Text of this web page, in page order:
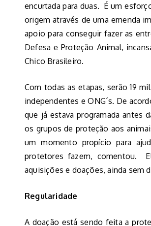
encurtada para duas. É um
origem através de uma emenda
apoio para conseguir fazer as
Defesa e Proteção Animal,
Chico Brasileiro.
Com todas as etapas, serão 19
independentes e ONG´s. De
que já estava programada antes
os grupos de proteção aos
um momento propício para
protetores fazem, comentou.
aquisições e doações, ainda sem
Regularidade
A doação está sendo feita a